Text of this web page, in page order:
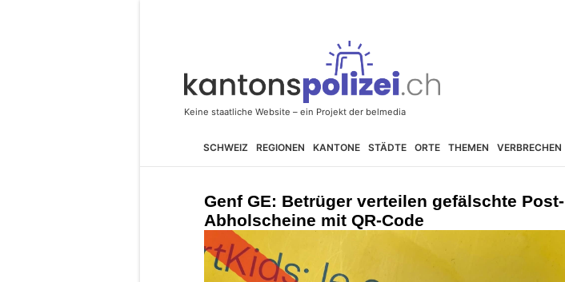
SCHWEIZ REGIONEN KANTONE STÄDTE ORTE THEMEN VERBRECHEN
Genf GE: Betrüger verteilen gefälschte Post-
Abholscheine mit QR-Code